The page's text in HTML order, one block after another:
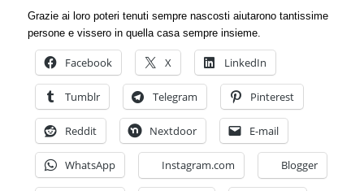
Grazie ai loro poteri tenuti sempre nascosti aiutarono tantissime
persone e vissero in quella casa sempre insieme.
Facebook X LinkedIn
Tumblr Telegram Pinterest
Reddit Nextdoor E-mail
WhatsApp Instagram.com Blogger